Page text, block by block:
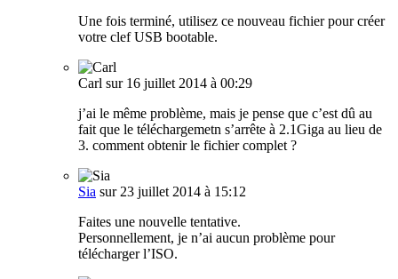
Une fois terminé, utilisez ce nouveau fichier pour créer
votre clef USB bootable.
Carl sur 16 juillet 2014 à 00:29
j’ai le même problème, mais je pense que c’est dû au
fait que le téléchargemetn s’arrête à 2.1Giga au lieu de
3. comment obtenir le fichier complet ?
Sia sur 23 juillet 2014 à 15:12
Faites une nouvelle tentative.
Personnellement, je n’ai aucun problème pour
télécharger l’ISO.